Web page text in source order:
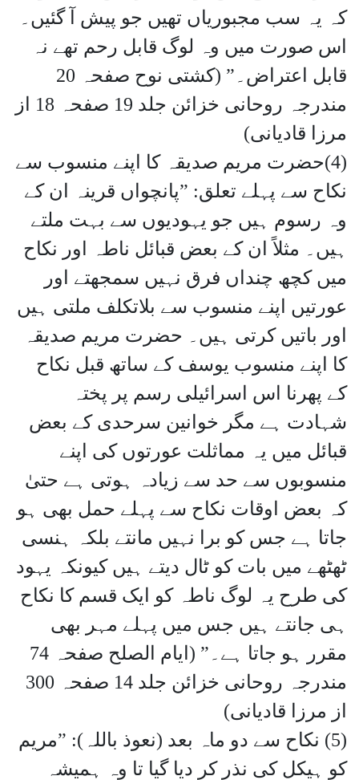
کہ یہ سب مجبوریاں تھیں جو پیش آ گئیں۔
اس صورت میں وہ لوگ قابل رحم تھے نہ
قابل اعتراض۔” (کشتی نوح صفحہ 20
مندرجہ روحانی خزائن جلد 19 صفحہ 18 از
مرزا قادیانی)
(4)حضرت مریم صدیقہ کا اپنے منسوب سے
نکاح سے پہلے تعلق: ”پانچواں قرینہ ان کے
وہ رسوم ہیں جو یہودیوں سے بہت ملتے
ہیں۔ مثلاً ان کے بعض قبائل ناطہ اور نکاح
میں کچھ چنداں فرق نہیں سمجھتے اور
عورتیں اپنے منسوب سے بلاتکلف ملتی ہیں
اور باتیں کرتی ہیں۔ حضرت مریم صدیقہ
کا اپنے منسوب یوسف کے ساتھ قبل نکاح
کے پھرنا اس اسرائیلی رسم پر پختہ
شہادت ہے مگر خوانین سرحدی کے بعض
قبائل میں یہ مماثلت عورتوں کی اپنے
منسوبوں سے حد سے زیادہ ہوتی ہے حتیٰ
کہ بعض اوقات نکاح سے پہلے حمل بھی ہو
جاتا ہے جس کو برا نہیں مانتے بلکہ ہنسی
ٹھٹھے میں بات کو ٹال دیتے ہیں کیونکہ یہود
کی طرح یہ لوگ ناطہ کو ایک قسم کا نکاح
ہی جانتے ہیں جس میں پہلے مہر بھی
مقرر ہو جاتا ہے۔” (ایام الصلح صفحہ 74
مندرجہ روحانی خزائن جلد 14 صفحہ 300
از مرزا قادیانی)
(5) نکاح سے دو ماہ بعد (نعوذ باللہ): ”مریم
کو ہیکل کی نذر کر دیا گیا تا وہ ہمیشہ